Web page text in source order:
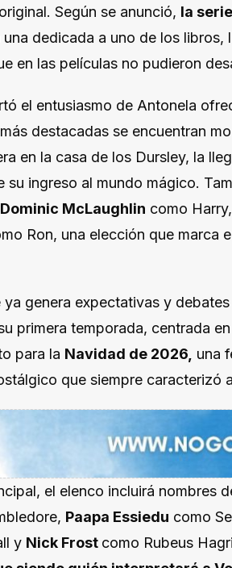
Según se anunció, la
una dedicada a uno de los
en las películas no pudieron
el entusiasmo de Antonela
destacadas se encuentran
en la casa de los Dursley, la
su ingreso al mundo mágico.
Dominic McLaughlin como
Ron, una elección que marca
genera expectativas y
primera temporada, centrada
para la Navidad de 2026, una
que siempre caracterizó
el elenco incluirá nombres
Paapa Essiedu como
y Nick Frost como Rubeus